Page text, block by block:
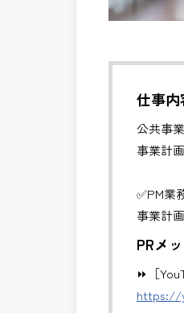
仕事内
公共事
事業計
✅PM業
事業計
・全体
・CM・
・関係
PRメ
⏩［
https://